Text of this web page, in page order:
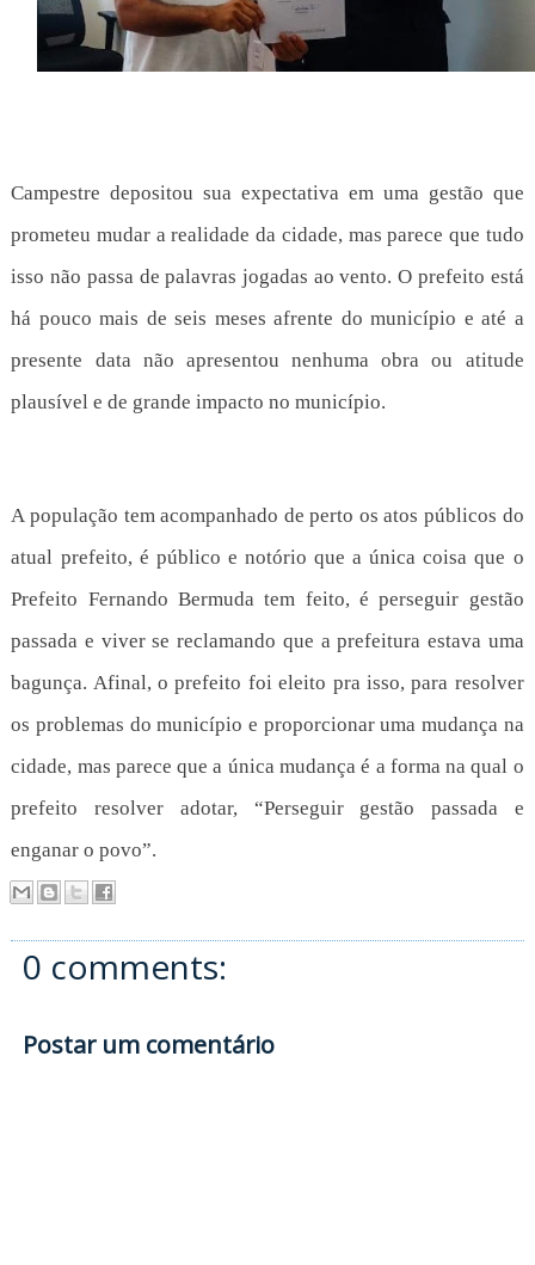
Campestre depositou sua expectativa em uma gestão que
prometeu mudar a realidade da cidade, mas parece que tudo
isso não passa de palavras jogadas ao vento. O prefeito está
há pouco mais de seis meses afrente do município e até a
presente data não apresentou nenhuma obra ou atitude
plausível e de grande impacto no município.
A população tem acompanhado de perto os atos públicos do
atual prefeito, é público e notório que a única coisa que o
Prefeito Fernando Bermuda tem feito, é perseguir gestão
passada e viver se reclamando que a prefeitura estava uma
bagunça. Afinal, o prefeito foi eleito pra isso, para resolver
os problemas do município e proporcionar uma mudança na
cidade, mas parece que a única mudança é a forma na qual o
prefeito resolver adotar, “Perseguir gestão passada e
enganar o povo”.
0 comments:
Postar um comentário